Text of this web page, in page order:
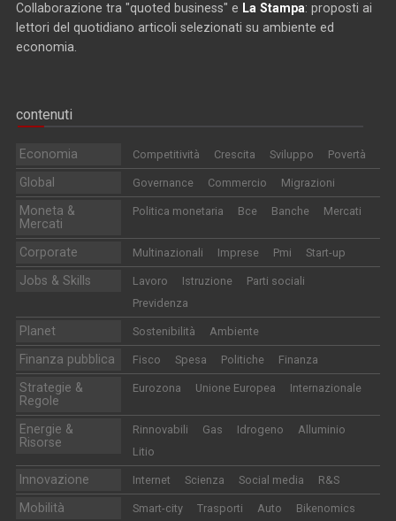
Collaborazione tra "quoted business" e La Stampa: proposti ai
lettori del quotidiano articoli selezionati su ambiente ed
economia.
contenuti
Economia Competitività Crescita Sviluppo Povertà
Global Governance Commercio Migrazioni
Moneta &
Mercati
Politica monetaria Bce Banche Mercati
Corporate Multinazionali Imprese Pmi Start-up
Jobs & Skills Lavoro Istruzione
Parti sociali
Previdenza
Planet Sostenibilità Ambiente
Finanza pubblica Fisco Spesa Politiche Finanza
Strategie &
Regole
Eurozona Unione Europea Internazionale
Energie &
Risorse
Rinnovabili Gas Idrogeno
Alluminio
Litio
Innovazione Internet Scienza Social media R&S
Mobilità Smart-city Trasporti Auto Bikenomics